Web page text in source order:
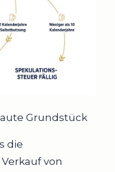
Grundstück
die
von